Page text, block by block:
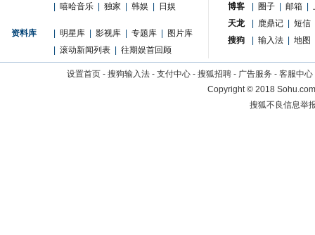
嘻哈音乐 独家 韩娱 日娱
资料库 明星库 影视库 专题库
图片库
滚动新闻列表 往期娱首回顾
博客 圈子 邮箱
天龙
鹿鼎记
短信
搜狗
输入法 地图
设置首页 - 搜狗输入法 - 支付中心 - 搜狐招聘 - 广告服务 - 客服中心
Copyright©2018
搜狐不良信息举